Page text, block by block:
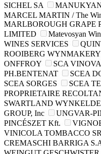
SICHEL SA
MARCEL MARTIN / The
MARLBOROUGH GRAPE
LIMITED
Matevosyan
WINES SERVICES
ROOIBERG
ONFFROY
SCA
PH.BENTENAT
SCEA
SCEA SORGES
SCEA
PROPRIETAIRE
SWARTLAND
GROUP, Inc
UNGVAR-
PINCÉSZET Kft.
VINICOLA TOMBACCO
CREMASCHI BARRIGA